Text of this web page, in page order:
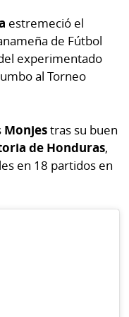
estremeció el
de Fútbol
experimentado
al Torneo
Monjestras su buen
de Honduras,
en 18 partidos en